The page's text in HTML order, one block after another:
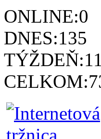
ONLINE:0
DNES:135
TÝŽDEŇ:
CELKOM: